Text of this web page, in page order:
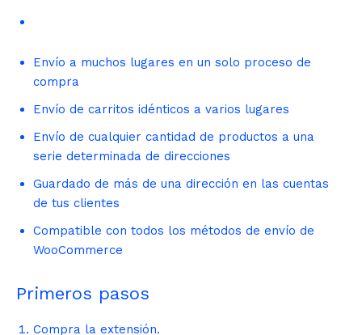
Envío a muchos lugares en un solo proceso de
compra
Envío de carritos idénticos a varios lugares
Envío de cualquier cantidad de productos a una
serie determinada de direcciones
Guardado de más de una dirección en las cuentas
de tus clientes
Compatible con todos los métodos de envío de
WooCommerce
Primeros pasos
Compra la extensión.